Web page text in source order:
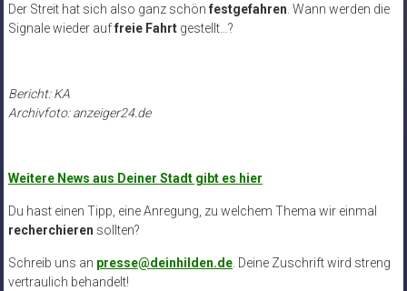
Der Streit hat sich also ganz schön festgefahren . Wann werden die
Signale wieder auffreie Fahrtgestellt…?
Bericht: KA
Archivfoto: anzeiger24.de
Weitere News aus Deiner Stadt gibt es hier
Du hast einen Tipp, eine Anregung, zu welchem Thema wir einmal
recherchieren sollten?
Schreib uns an presse@deinhilden.de. Deine Zuschrift wird streng
vertraulich behandelt!